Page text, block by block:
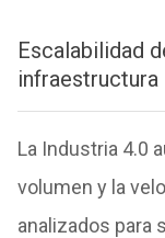
Escalabilidad
La Industria 4.0
volumen y la
analizados para